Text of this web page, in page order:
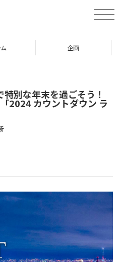
toggle
企画
別な年末を過ごそう！
2024 カウントダウン ラ